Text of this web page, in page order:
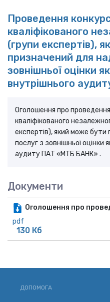
Проведення
кваліфікованого
(групи експертів),
призначений для
зовнішньої оцінки
внутрішнього
Оголошення про
кваліфікованого
експертів), який може
послуг з зовнішньої оцінки
аудиту ПАТ «МТБ БАНК» .
Документи
Оголошення про
pdf
130 Кб
ДОПОМОГА